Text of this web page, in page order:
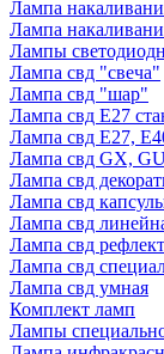
Лампа
Лампа
Лампы
Лампа свд "свеча"
Лампа свд "шар"
Лампа свд E27
Лампа свд E27,
Лампа свд GX,
Лампа свд
Лампа свд
Лампа свд
Лампа свд
Лампа свд
Лампа свд умная
Комплект ламп
Лампы